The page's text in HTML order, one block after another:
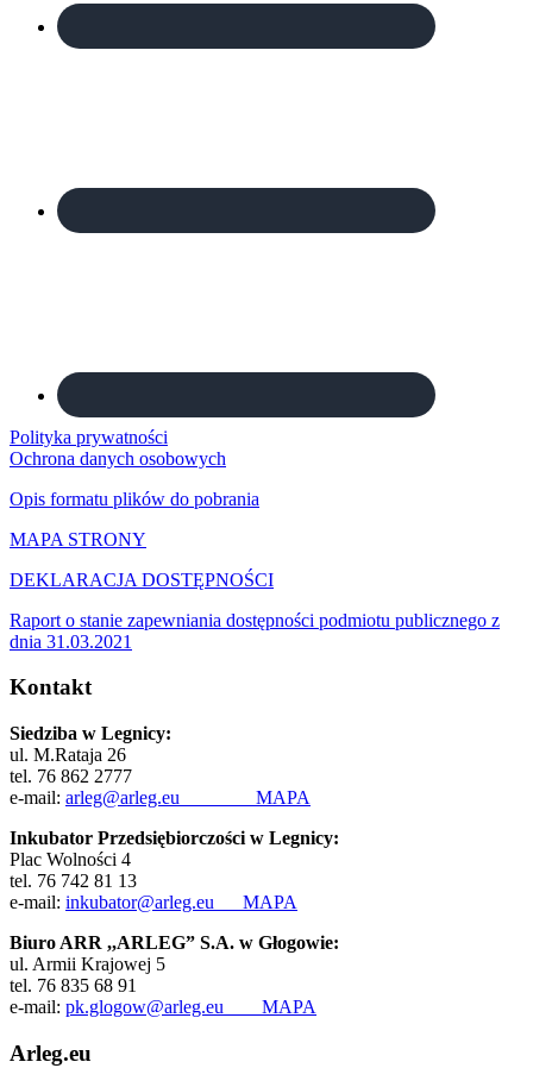
Polityka prywatności
Ochrona danych osobowych
Opis formatu plików do pobrania
MAPA STRONY
DEKLARACJA DOSTĘPNOŚCI
Raport o stanie zapewniania dostępności podmiotu publicznego z
dnia 31.03.2021
Kontakt
Siedziba w Legnicy:
ul. M.Rataja 26
tel. 76 862 2777
e-mail: arleg@arleg.eu MAPA
Inkubator Przedsiębiorczości w Legnicy:
Plac Wolności 4
tel. 76 742 81 13
e-mail: inkubator@arleg.eu MAPA
Biuro ARR ,,ARLEG” S.A. w Głogowie:
ul. Armii Krajowej 5
tel. 76 835 68 91
e-mail: pk.glogow@arleg.eu MAPA
Arleg.eu